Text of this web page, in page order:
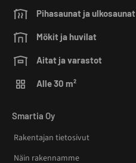
Pihasaunat ja ulkosaunat
Mökit ja huvilat
Aitat ja varastot
Alle 30 m²
Smartia Oy
Rakentajan tietosivut
Näin rakennamme